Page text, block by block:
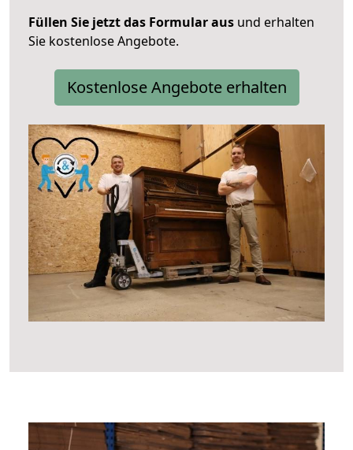
Füllen Sie jetzt das Formular aus und erhalten
Sie kostenlose Angebote.
Kostenlose Angebote erhalten